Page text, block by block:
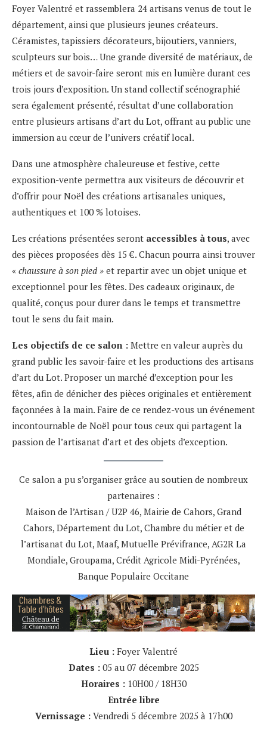
Foyer Valentré et rassemblera 24 artisans venus de tout le
département, ainsi que plusieurs jeunes créateurs.
Céramistes, tapissiers décorateurs, bijoutiers, vanniers,
sculpteurs sur bois… Une grande diversité de matériaux, de
métiers et de savoir-faire seront mis en lumière durant ces
trois jours d’exposition. Un stand collectif scénographié
sera également présenté, résultat d’une collaboration
entre plusieurs artisans d’art du Lot, offrant au public une
immersion au cœur de l’univers créatif local.
Dans une atmosphère chaleureuse et festive, cette
exposition-vente permettra aux visiteurs de découvrir et
d’offrir pour Noël des créations artisanales uniques,
authentiques et 100 % lotoises.
Les créations présentées seront accessibles à tous, avec
des pièces proposées dès 15 €. Chacun pourra ainsi trouver
« chaussure à son pied » et repartir avec un objet unique et
exceptionnel pour les fêtes. Des cadeaux originaux, de
qualité, conçus pour durer dans le temps et transmettre
tout le sens du fait main.
Les objectifs de ce salon : Mettre en valeur auprès du
grand public les savoir-faire et les productions des artisans
d’art du Lot. Proposer un marché d’exception pour les
fêtes, afin de dénicher des pièces originales et entièrement
façonnées à la main. Faire de ce rendez-vous un événement
incontournable de Noël pour tous ceux qui partagent la
passion de l’artisanat d’art et des objets d’exception.
Ce salon a pu s’organiser grâce au soutien de nombreux
partenaires :
Maison de l’Artisan / U2P 46, Mairie de Cahors, Grand
Cahors, Département du Lot, Chambre du métier et de
l’artisanat du Lot, Maaf, Mutuelle Prévifrance, AG2R La
Mondiale, Groupama, Crédit Agricole Midi-Pyrénées,
Banque Populaire Occitane
Lieu : Foyer Valentré
Dates : 05 au 07 décembre 2025
Horaires : 10H00 / 18H30
Entrée libre
Vernissage : Vendredi 5 décembre 2025 à 17h00